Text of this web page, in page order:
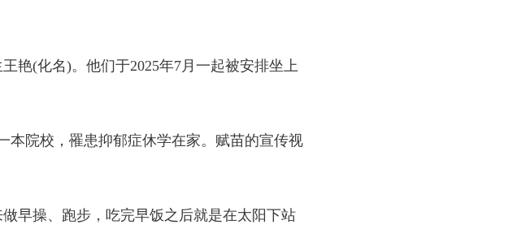
艳(化名)。他们于2025年7月一起被安排坐上
院校，罹患抑郁症休学在家。赋苗的宣传视
早操、跑步，吃完早饭之后就是在太阳下站